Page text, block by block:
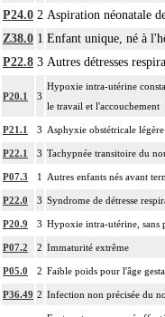
P24.0 2 Aspiration néonatale
Z38.0 1 Enfant unique, né à
P22.8 3 Autres détresses
P20.1 3
Hypoxie intra-utérine
le travail et l'accouchement
P21.1 3 Asphyxie obstétricale
P22.1 3 Tachypnée transitoire du
P07.3 1 Autres enfants nés avant
P22.0 3 Syndrome de détresse
P20.9 3 Hypoxie intra-utérine, sans
P07.2 2 Immaturité extrême
P05.0 2 Faible poids pour l'âge
P36.49 2 Infection non précisée du